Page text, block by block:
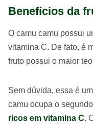
Benefícios da
O camu camu possui
vitamina C. De fato, é
fruto possui o maior
Sem dúvida, essa é
camu ocupa o
ricos em vitamina C.